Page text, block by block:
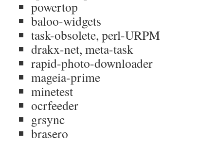
powertop
baloo-widgets
task-obsolete, perl-URPM
drakx-net, meta-task
rapid-photo-downloader
mageia-prime
minetest
ocrfeeder
grsync
brasero